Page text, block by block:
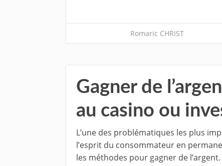
Romaric CHRIST
Gagner de
au casino ou
L’une des problématiques les plus
l’esprit du consommateur en
les méthodes pour gagner de